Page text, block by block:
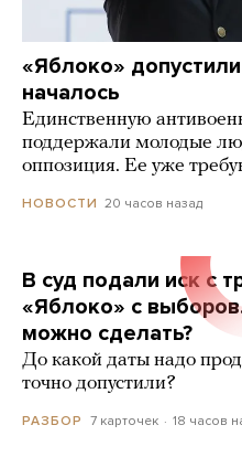
«Яблоко»
началось
Единственную
поддержали молодые
оппозиция. Ее уже
НОВОСТИ 20 часов назад
В суд подали иск с
«Яблоко» с
можно сделать?
До какой даты надо
точно допустили?
РАЗБОР 7 карточек 18 часов